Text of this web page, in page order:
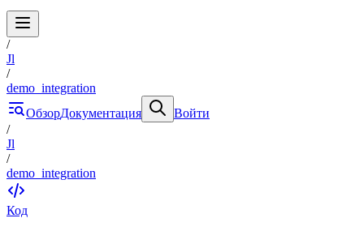
/
Jl
/
demo_integration
ОбзорДокументация
Войти
/
Jl
/
demo_integration
Код